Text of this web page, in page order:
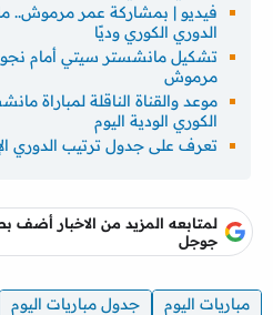
فيديو | بمشاركة عمر مرموش..
الدوري الكوري وديًا
تشكيل مانشستر سيتي أمام
مرموش
موعد والقناة الناقلة لمباراة
الكوري الودية اليوم
تعرف على جدول ترتيب الدوري
لمتابعه المزيد من الاخبار
جوجل
مباريات اليوم جدول مباريات اليوم